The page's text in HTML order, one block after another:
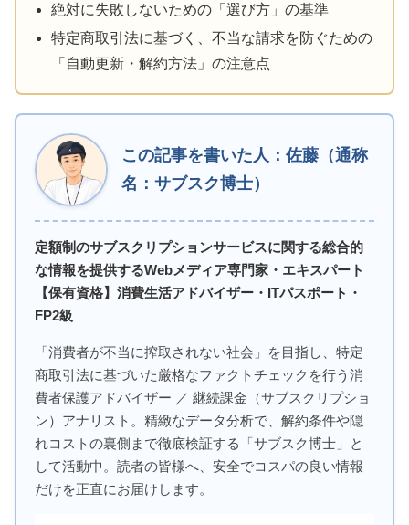
絶対に失敗しないための「選び方」の基準
特定商取引法に基づく、不当な請求を防ぐための
「自動更新・解約方法」の注意点
この記事を書いた人：佐藤（通称
名：サブスク博士）
定額制のサブスクリプションサービスに関する総合的
な情報を提供するWebメディア専門家・エキスパート
【保有資格】消費生活アドバイザー・ITパスポート・
FP2級
「消費者が不当に搾取されない社会」を目指し、特定
商取引法に基づいた厳格なファクトチェックを行う消
費者保護アドバイザー ／ 継続課金（サブスクリプショ
ン）アナリスト。精緻なデータ分析で、解約条件や隠
れコストの裏側まで徹底検証する「サブスク博士」と
して活動中。読者の皆様へ、安全でコスパの良い情報
だけを正直にお届けします。